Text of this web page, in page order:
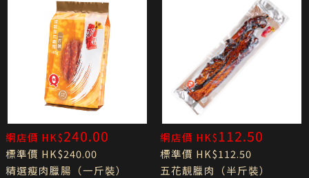
網店價 HK$240.00
標準價 HK$240.00
精選瘦肉臘腸（一斤裝）
網店價 HK$112.50
標準價 HK$112.50
五花靚臘肉（半斤裝）